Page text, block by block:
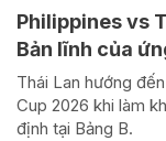
Philippines vs
Bản lĩnh của
Thái Lan hướng
Cup 2026 khi làm
định tại Bảng B.